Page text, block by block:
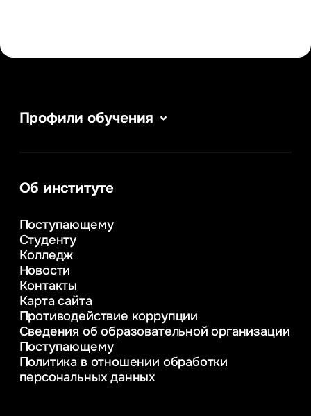
Профили обучения
Информатика
аналитика
Управление в сфере коммерческой
Психолого-педагогическое
консультирование и медиация
в образовании
Веб-дизайн
Управление инновационным развитием
предприятия
Уголовное право
Информационные технологии в бизнесе
Информационное и программное
обеспечение бизнес процессов
Управление человеческими ресурсами
Об институте
Поступающему
Студенту
Колледж
Новости
Контакты
Карта сайта
Противодействие коррупции
Сведения об образовательной организации
Поступающему
Политика в отношении обработки
персональных данных